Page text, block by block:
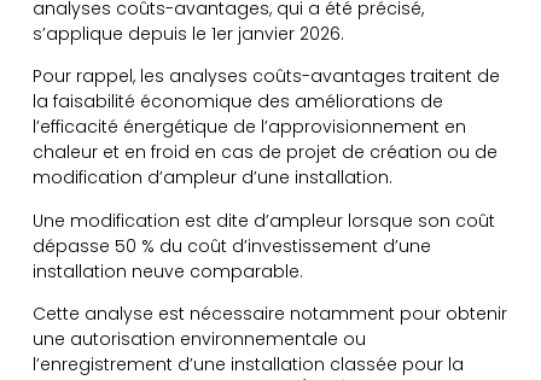
analyses coûts-avantages, qui a été précisé,
s’applique depuis le 1er janvier 2026.
Pour rappel, les analyses coûts-avantages traitent de
la faisabilité économique des améliorations de
l’efficacité énergétique de l’approvisionnement en
chaleur et en froid en cas de projet de création ou de
modification d’ampleur d’une installation.
Une modification est dite d’ampleur lorsque son coût
dépasse 50 % du coût d’investissement d’une
installation neuve comparable.
Cette analyse est nécessaire notamment pour obtenir
une autorisation environnementale ou
l’enregistrement d’une installation classée pour la